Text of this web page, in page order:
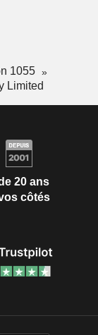
1055
Limited
20 ans
côtés